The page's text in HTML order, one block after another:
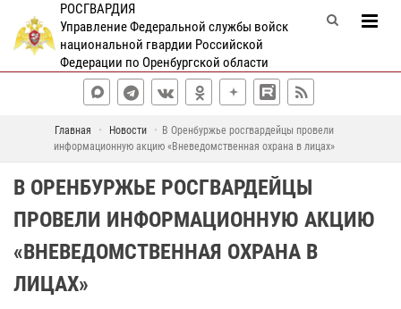
РОСГВАРДИЯ
Управление Федеральной службы войск
национальной гвардии Российской
Федерации по Оренбургской области
Главная Новости
В Оренбуржье росгвардейцы провели
информационную акцию «Вневедомственная охрана в лицах»
В ОРЕНБУРЖЬЕ РОСГВАРДЕЙЦЫ
ПРОВЕЛИ ИНФОРМАЦИОННУЮ АКЦИЮ
«ВНЕВЕДОМСТВЕННАЯ ОХРАНА В
ЛИЦАХ»